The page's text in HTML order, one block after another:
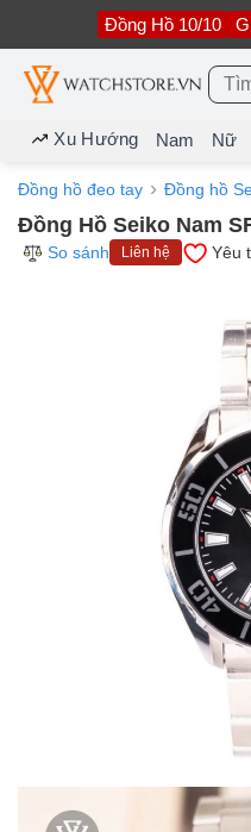
nội
dung
Đồng Hồ 10/10
Tìm
Xu Hướng Nam Nữ
Đồng hồ đeo tay Đồng hồ
Đồng Hồ Seiko Nam
So sánh
Liên hệ Yêu